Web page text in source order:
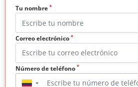
Tu nombre *
Correo electrónico *
Número de teléfono *
▼